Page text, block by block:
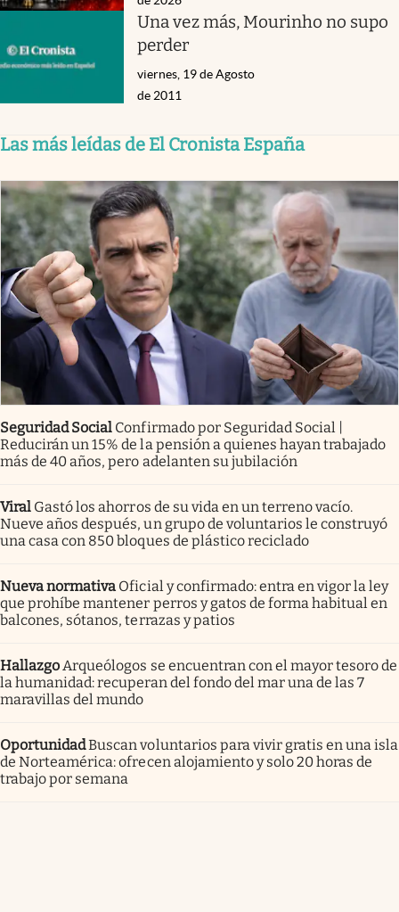
Una vez más, Mourinho no supo
perder
viernes, 19 de Agosto
de 2011
Las más leídas de El Cronista España
Seguridad Social Confirmado por Seguridad Social |
Reducirán un 15% de la pensión a quienes hayan trabajado
más de 40 años, pero adelanten su jubilación
Viral Gastó los ahorros de su vida en un terreno vacío.
Nueve años después, un grupo de voluntarios le construyó
una casa con 850 bloques de plástico reciclado
Nueva normativa Oficial y confirmado: entra en vigor la ley
que prohíbe mantener perros y gatos de forma habitual en
balcones, sótanos, terrazas y patios
HallazgoArqueólogos se encuentran con el mayor tesoro de
la humanidad: recuperan del fondo del mar una de las 7
maravillas del mundo
OportunidadBuscan voluntarios para vivir gratis en una isla
de Norteamérica: ofrecen alojamiento y solo 20 horas de
trabajo por semana